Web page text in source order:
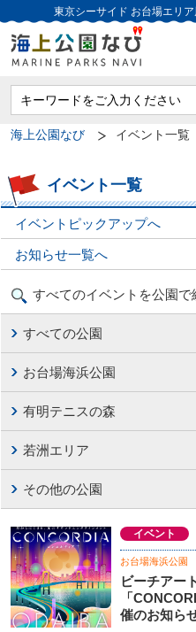
東京シーサイド お台場エリ
海上公園なび イベント一覧
イベント一覧
イベントピックアップへ
お知らせ一覧へ
すべてのイベントを公園で
すべての公園
お台場海浜公園
有明テニスの森
若洲エリア
その他の公園
イベント
お台場海浜公園
ビーチアー
「
催のお知ら